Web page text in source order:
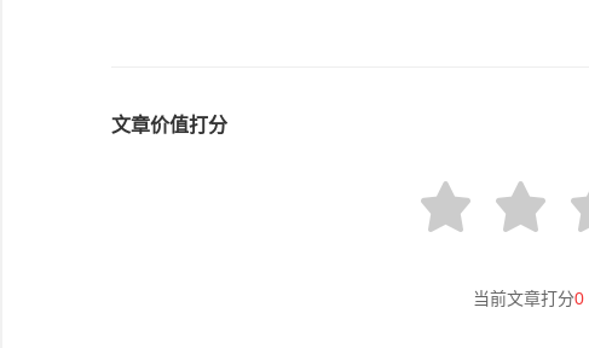
文章价值打分
当前文章打分0